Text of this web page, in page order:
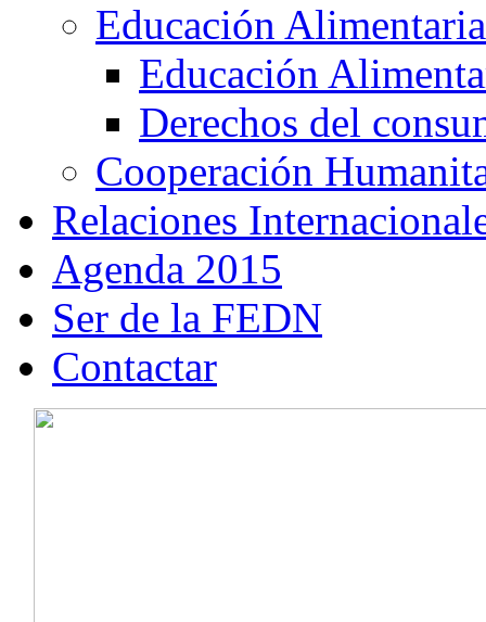
Educación Alimentaria
Educación
Derechos del
Cooperación
Relaciones
Agenda 2015
Ser de la FEDN
Contactar